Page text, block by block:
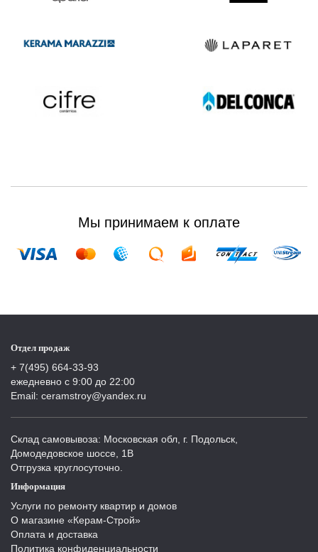
Мы принимаем к оплате
Отдел продаж
+ 7(495) 664-33-93
ежедневно с 9:00 до 22:00
Email: ceramstroy@yandex.ru
Склад самовывоза: Московская обл, г. Подольск,
Домодедовское шоссе, 1В
Отгрузка круглосуточно.
Информация
Услуги по ремонту квартир и домов
О магазине «Керам-Строй»
Оплата и доставка
Политика конфиденциальности